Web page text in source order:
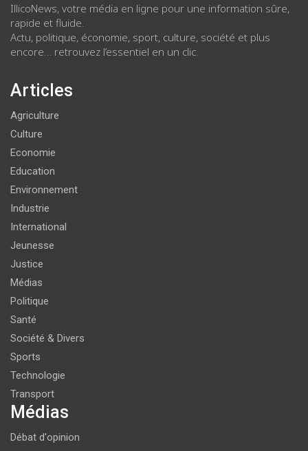
IllicoNews, votre média en ligne pour une information sûre,
rapide et fluide.
Actu, politique, économie, sport, culture, société et plus
encore… retrouvez l’essentiel en un clic.
Articles
Agriculture
Culture
Economie
Education
Environnement
Industrie
International
Jeunesse
Justice
Médias
Politique
Santé
Société & Divers
Sports
Technologie
Transport
Médias
Débat d'opinion